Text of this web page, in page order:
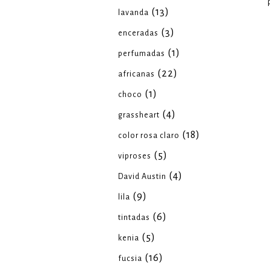
lavanda (13)
enceradas (3)
perfumadas (1)
africanas (22)
choco (1)
grassheart (4)
color rosa claro (18)
viproses (5)
David Austin (4)
lila (9)
tintadas (6)
kenia (5)
fucsia (16)